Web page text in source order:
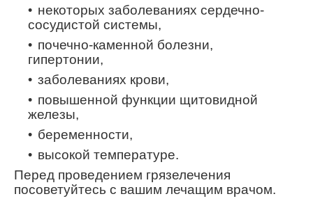
некоторых заболеваниях сердечно-
сосудистой системы,
почечно-каменной болезни,
гипертонии,
заболеваниях крови,
повышенной функции щитовидной
железы,
беременности,
высокой температуре.
Перед проведением грязелечения
посоветуйтесь с вашим лечащим врачом.